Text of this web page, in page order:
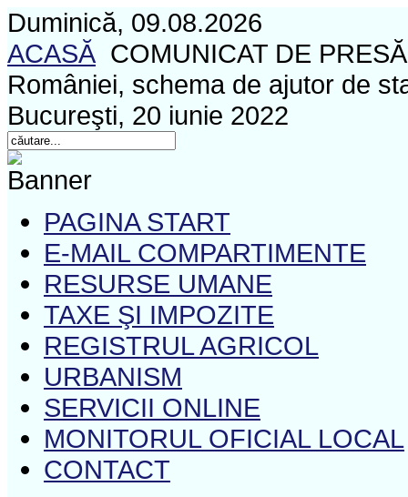
Duminică, 09.08.2026
ACASĂ COMUNICAT DE
României, schema de ajutor de
Bucureşti, 20 iunie 2022
PAGINA START
E-MAIL COMPARTIMENTE
RESURSE UMANE
TAXE ŞI IMPOZITE
REGISTRUL AGRICOL
URBANISM
SERVICII ONLINE
MONITORUL OFICIAL LOCAL
CONTACT